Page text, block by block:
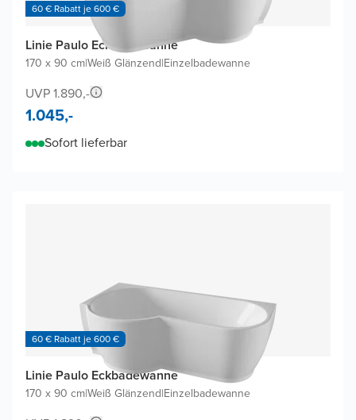
60 € Rabatt je 600 €
Linie Paulo Eckbadewanne
170 x 90 cm|Weiß Glänzend|Einzelbadewanne
UVP 1.890,-
1.045,-
Sofort lieferbar
60 € Rabatt je 600 €
Linie Paulo Eckbadewanne
170 x 90 cm|Weiß Glänzend|Einzelbadewanne